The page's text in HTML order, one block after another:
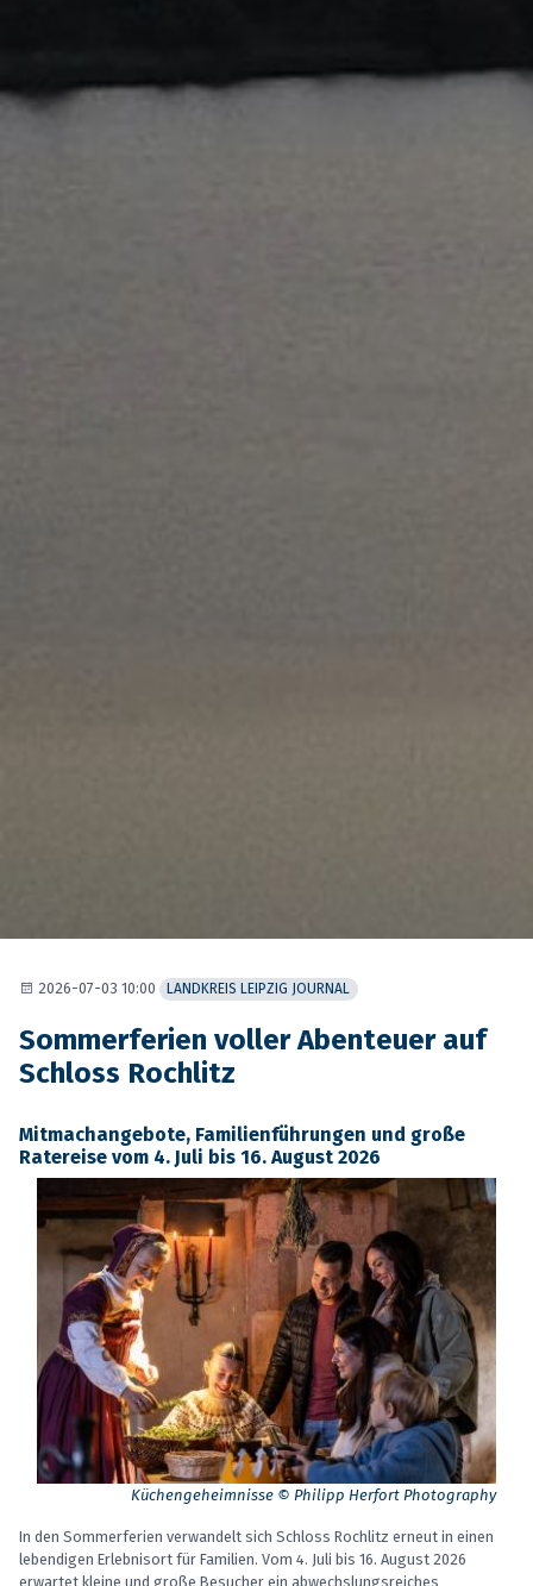
2026-07-03 10:00 LANDKREIS LEIPZIG JOURNAL
Sommerferien voller Abenteuer auf
Schloss Rochlitz
Mitmachangebote, Familienführungen und große
Ratereise vom 4. Juli bis 16. August 2026
Küchengeheimnisse © Philipp Herfort Photography
In den Sommerferien verwandelt sich Schloss Rochlitz erneut in einen
lebendigen Erlebnisort für Familien. Vom 4. Juli bis 16. August 2026
erwartet kleine und große Besucher ein abwechslungsreiches